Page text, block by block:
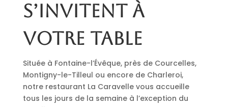
s’invitent à
votre table
Située à Fontaine-l’Évêque, près de Courcelles,
Montigny-le-Tilleul ou encore de Charleroi,
notre restaurant La Caravelle vous accueille
tous les jours de la semaine à l’exception du